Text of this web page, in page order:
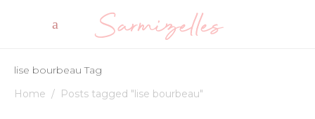
lise bourbeau Tag
Home / Posts tagged "lise bourbeau"